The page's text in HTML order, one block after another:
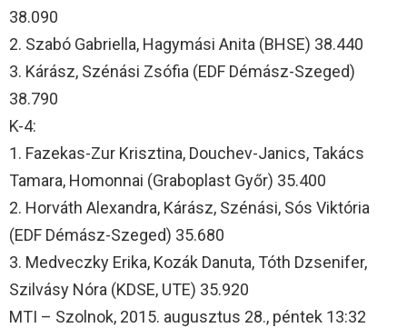
38.090
2. Szabó Gabriella, Hagymási Anita (BHSE) 38.440
3. Kárász, Szénási Zsófia (EDF Démász-Szeged)
38.790
K-4:
1. Fazekas-Zur Krisztina, Douchev-Janics, Takács
Tamara, Homonnai (Graboplast Győr) 35.400
2. Horváth Alexandra, Kárász, Szénási, Sós Viktória
(EDF Démász-Szeged) 35.680
3. Medveczky Erika, Kozák Danuta, Tóth Dzsenifer,
Szilvásy Nóra (KDSE, UTE) 35.920
MTI – Szolnok, 2015. augusztus 28., péntek 13:32